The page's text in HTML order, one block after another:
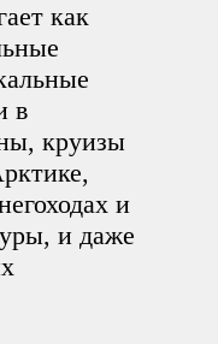
как
в
круизы
и
и даже